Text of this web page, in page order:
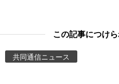
Images
People
この記事につけ
共同通信ニュース